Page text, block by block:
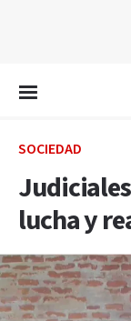
SOCIEDAD
lucha y